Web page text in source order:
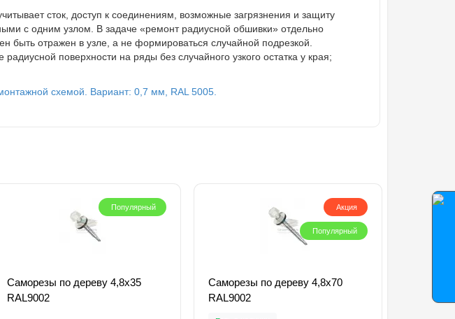
сток, доступ к соединениям, возможные загрязнения и защиту
с одним узлом. В задаче «ремонт радиусной обшивки» отдельно
отражен в узле, а не формироваться случайной подрезкой.
поверхности на ряды без случайного узкого остатка у края;
схемой. Вариант: 0,7 мм, RAL 5005.
Популярный
Саморезы по дереву 4,8х35
RAL9002
Акция
Популярный
Саморезы по дереву 4,8х70
RAL9002